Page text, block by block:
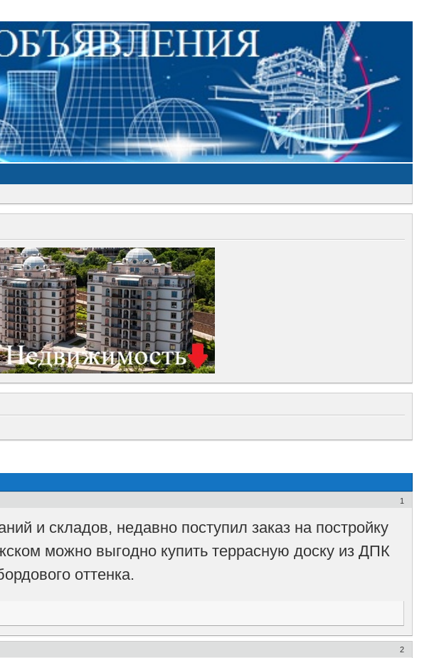
1
и складов, недавно поступил заказ на постройку
можно выгодно купить террасную доску из ДПК
оттенка.
2